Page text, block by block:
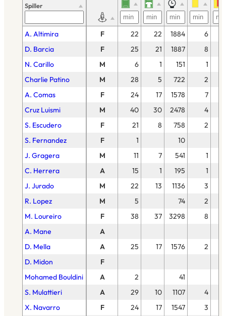
Spiller
A. Altimira F 22 22 1884
6
D. Barcia
F 25 21 1887
8
N. Carillo
M 6 1 151
1
Charlie Patino
M 28 5 722
2
A. Comas
F 24 17 1578
7
Cruz Luismi
M 40 30 2478
4
S. Escudero
F 21 8 758
2
S. Fernandez
F 1
10
J. Gragera
M 11 7 541
1
C. Herrera
A 15 1 195
1
J. Jurado
M 22 13 1136
3
R. Lopez
M 5 74
2
M. Loureiro
F 38 37 3298
8
A. Mane
A
D. Mella
A 25 17 1576
2
D. Midon
F
Mohamed Bouldini
A 2
41
S. Mulattieri
A 29 10 1107
4
X. Navarro
F 24 17 1547
3